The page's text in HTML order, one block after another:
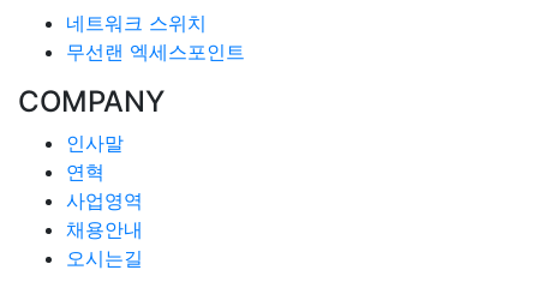
네트워크 스위치
무선랜 엑세스포인트
COMPANY
인사말
연혁
사업영역
채용안내
오시는길